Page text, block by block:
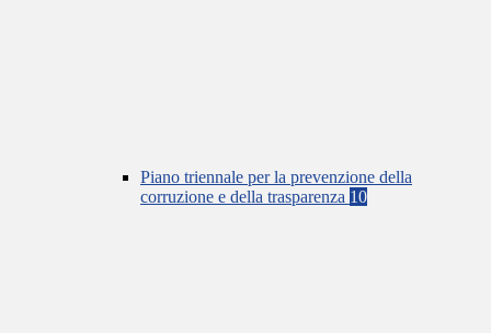
Piano triennale per la prevenzione della
corruzione e della trasparenza 10